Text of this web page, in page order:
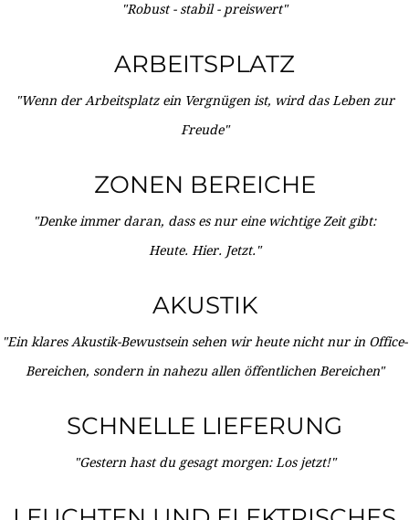
"Robust - stabil - preiswert"
ARBEITSPLATZ
"Wenn der Arbeitsplatz ein Vergnügen ist, wird das Leben zur
Freude"
ZONEN BEREICHE
"Denke immer daran, dass es nur eine wichtige Zeit gibt:
Heute. Hier. Jetzt."
AKUSTIK
"Ein klares Akustik-Bewustsein sehen wir heute nicht nur in Office-
Bereichen, sondern in nahezu allen öffentlichen Bereichen"
SCHNELLE LIEFERUNG
"Gestern hast du gesagt morgen: Los jetzt!"